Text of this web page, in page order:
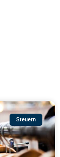
Steuern